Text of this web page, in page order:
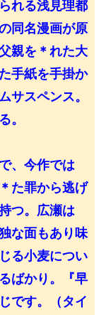
れる浅見理都
同名漫画が原
親を＊れた大
手紙を手掛か
サスペンス。
。
、今作では
た罪から逃げ
つ。広瀬は
な面もあり味
る小麦につい
ばかり。『早
です。（タイ